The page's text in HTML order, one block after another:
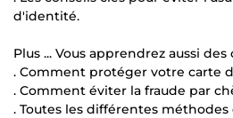
d'identité.
Plus ... Vous apprendrez aussi
. Comment protéger votre carte
. Comment éviter la fraude par
. Toutes les différentes